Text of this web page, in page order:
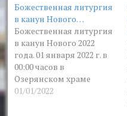
Божественная литургия
в канун Нового…
Божественная литургия
в канун Нового 2022
года. 01 января 2022 г. в
00:00 часов в
Озерянском храме
нашей святой обители
01/01/2022